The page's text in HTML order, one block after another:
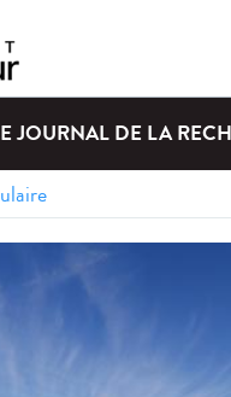
JOURNAL DE LA